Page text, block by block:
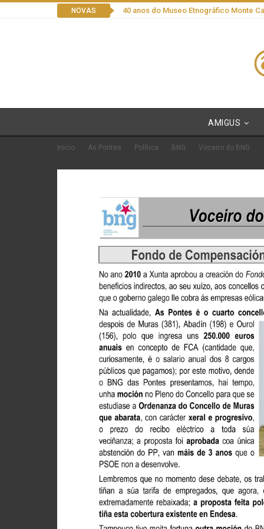
NOVAS 40 anos do Museo Etnográfico Monte
AMIGUS
Inicio As Pontes Política BNG Voceiro do BNG